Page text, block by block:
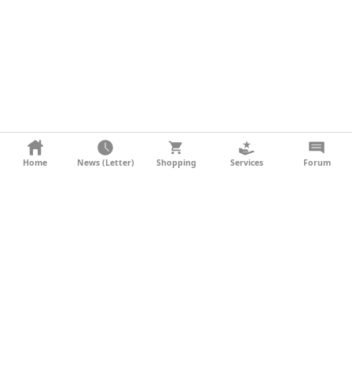
KONTAKT
Home News (Letter) Shopping Services Forum